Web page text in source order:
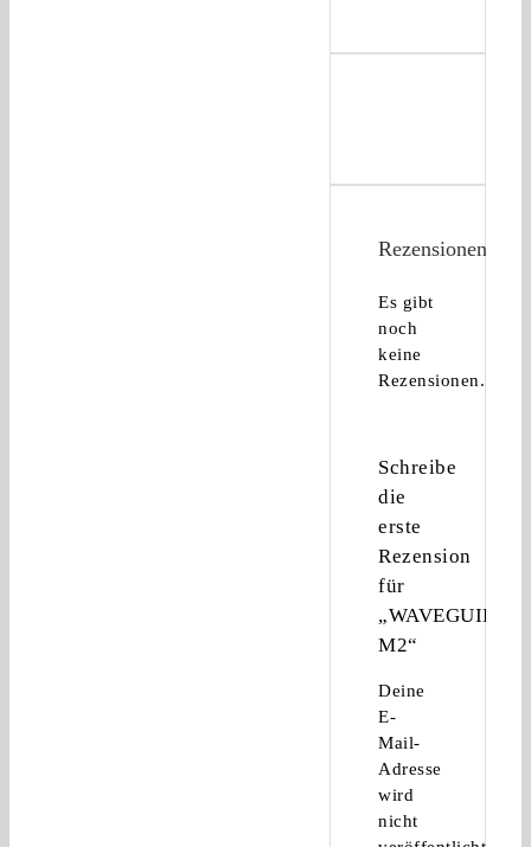
Rezensionen
Es gibt
noch
keine
Rezensionen.
Schreibe
die
erste
Rezension
für
„WAVEGUIDE
M2“
Deine
E-
Mail-
Adresse
wird
nicht